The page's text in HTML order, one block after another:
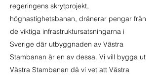
regeringens skrytprojekt,
höghastighetsbanan, dränerar pengar från
de viktiga infrastruktursatsningarna i
Sverige där utbyggnaden av Västra
Stambanan är en av dessa. Vi vill bygga ut
Västra Stambanan då vi vet att Västra